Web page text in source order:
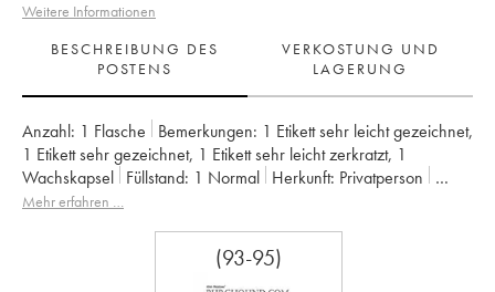
Weitere Informationen
BESCHREIBUNG DES
POSTENS
VERKOSTUNG UND
LAGERUNG
Anzahl: 1 Flasche Bemerkungen: 1 Etikett sehr leicht gezeichnet,
1 Etikett sehr gezeichnet, 1 Etikett sehr leicht zerkratzt, 1
Wachskapsel Füllstand: 1 Normal Herkunft:
privatperson
Mwst. erstattbar:
Vincent Girardin (Domaine)
Mehr erfahren …
(93-95)